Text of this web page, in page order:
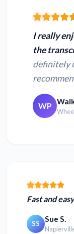
I really
the
definitely
WP
Fast and
SS Sue S.